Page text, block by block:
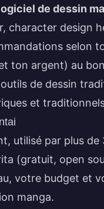
de dessin
character design
selon
ton argent) au
et
utilisé par plus de
(gratuit, open
votre budget et
manga.